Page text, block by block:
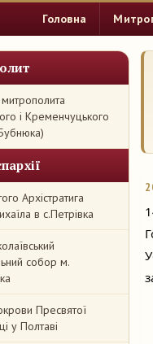
Головна
і Кременчуцького
Архістратига
в с.Петрівка
собор м.
Пресвятої
у Полтаві